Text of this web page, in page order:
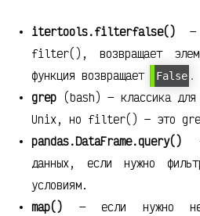
itertools.filterfalse() —
filter(), возвращает
функция возвращает
False .
grep (bash) — классика для
Unix, но filter() — это
pandas.DataFrame.query()
данных, если нужно
условиям.
map() — если нужно не